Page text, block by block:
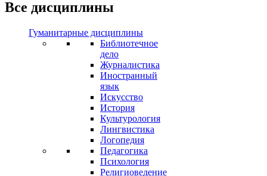
Все дисциплины
Гуманитарные дисциплины
Библиотечное
дело
Журналистика
Иностранный
язык
Искусство
История
Культурология
Лингвистика
Логопедия
Педагогика
Психология
Религиоведение